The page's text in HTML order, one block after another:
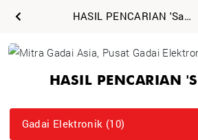
HASIL PENCARIAN 'Samsung'
HASIL PENCARIAN
Gadai Elektronik (10)